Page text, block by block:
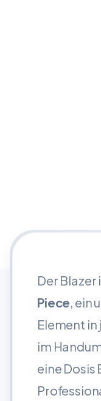
Der Blazer
Piece, ein
Element
im
eine Dosis